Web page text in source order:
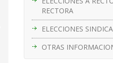
RECTORA
ELECCIONES
OTRAS